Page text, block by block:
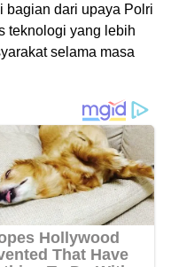
bagian dari upaya Polri
teknologi yang lebih
selama masa